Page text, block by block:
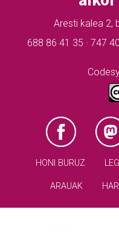
Aresti kalea 2,
688 86 41 35 · 747
HONI BURUZ
ARAUAK